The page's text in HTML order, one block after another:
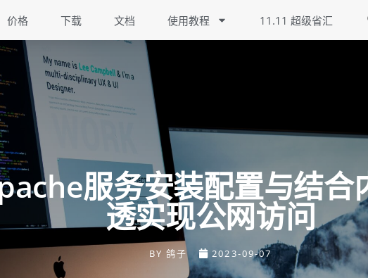
价格 下载 文档 使用教程 11.11 超级省汇
服务安装配置与结合
透实现公网访问
BY 鸽子 2023-09-07